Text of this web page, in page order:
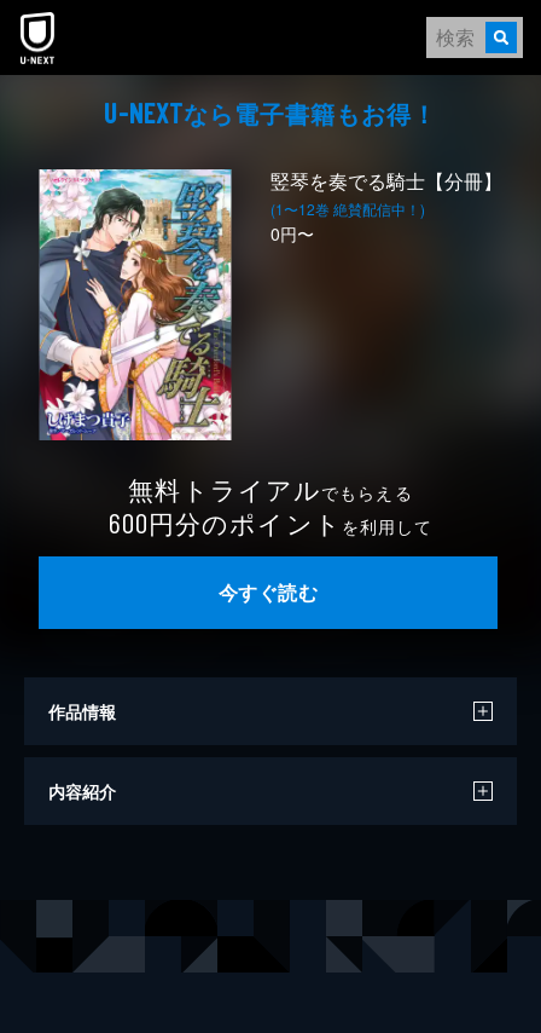
本文へスキップ
U-NEXTなら電⼦書籍もお得！
竪琴を奏でる騎士【分冊】
(1〜12巻 絶賛配信中！)
0円〜
無料トライアルでもらえる
600円分のポイント を利用して
今すぐ読む
作品情報
原作
内容紹介